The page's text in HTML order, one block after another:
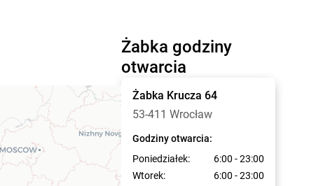
Żabka godziny
otwarcia
Żabka Krucza 64
53-411 Wrocław
Godziny otwarcia:
Poniedziałek:
6:00 - 23:00
Wtorek:
6:00 - 23:00